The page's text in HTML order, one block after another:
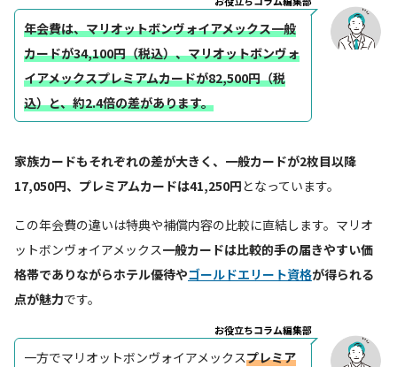
年会費は、マリオットボンヴォイアメックス一般
カードが34,100円（税込）、マリオットボンヴォ
イアメックスプレミアムカードが82,500円（税
込）と、約2.4倍の差があります。
家族カードもそれぞれの差が大きく、一般カードが2枚目以降
17,050円、プレミアムカードは41,250円となっています。
この年会費の違いは特典や補償内容の比較に直結します。マリオ
ットボンヴォイアメックス一般カードは比較的手の届きやすい価
格帯でありながらホテル優待やゴールドエリート資格が得られる
点が魅力です。
お役立ちコラム編集部
一方でマリオットボンヴォイアメックスプレミア